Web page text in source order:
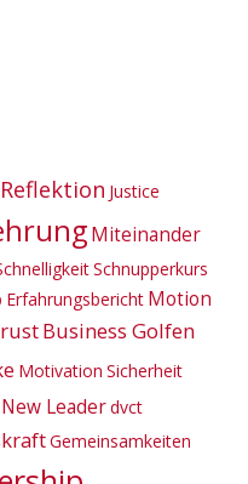
Reflektion Justice
Miteinander
Schnupperkurs
Erfahrungsbericht Motion
Business Golfen
Motivation Sicherheit
New Leaderdvct
Gemeinsamkeiten